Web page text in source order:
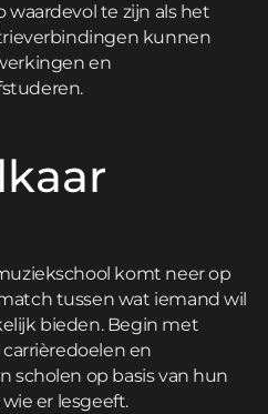
waardevol te zijn als het
kunnen
en
komt neer op
tussen wat iemand wil
bieden. Begin met
en
scholen op basis van hun
er lesgeeft.